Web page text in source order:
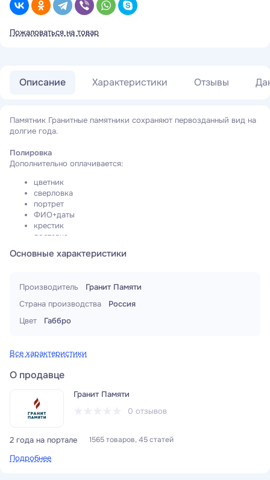
Пожаловаться на товар
Описание Характеристики Отзывы
Памятник Гранитные памятники сохраняют первозданный вид на
долгие года.
Полировка
Дополнительно оплачивается:
цветник
сверловка
портрет
ФИО+даты
крестик
доставка
Основные характеристики
Производитель
Гранит Памяти
Страна производства
Россия
Цвет
Габбро
Все характеристики
О продавце
Гранит Памяти
0 отзывов
2 года на портале 1565 товаров, 45 статей
Подробнее